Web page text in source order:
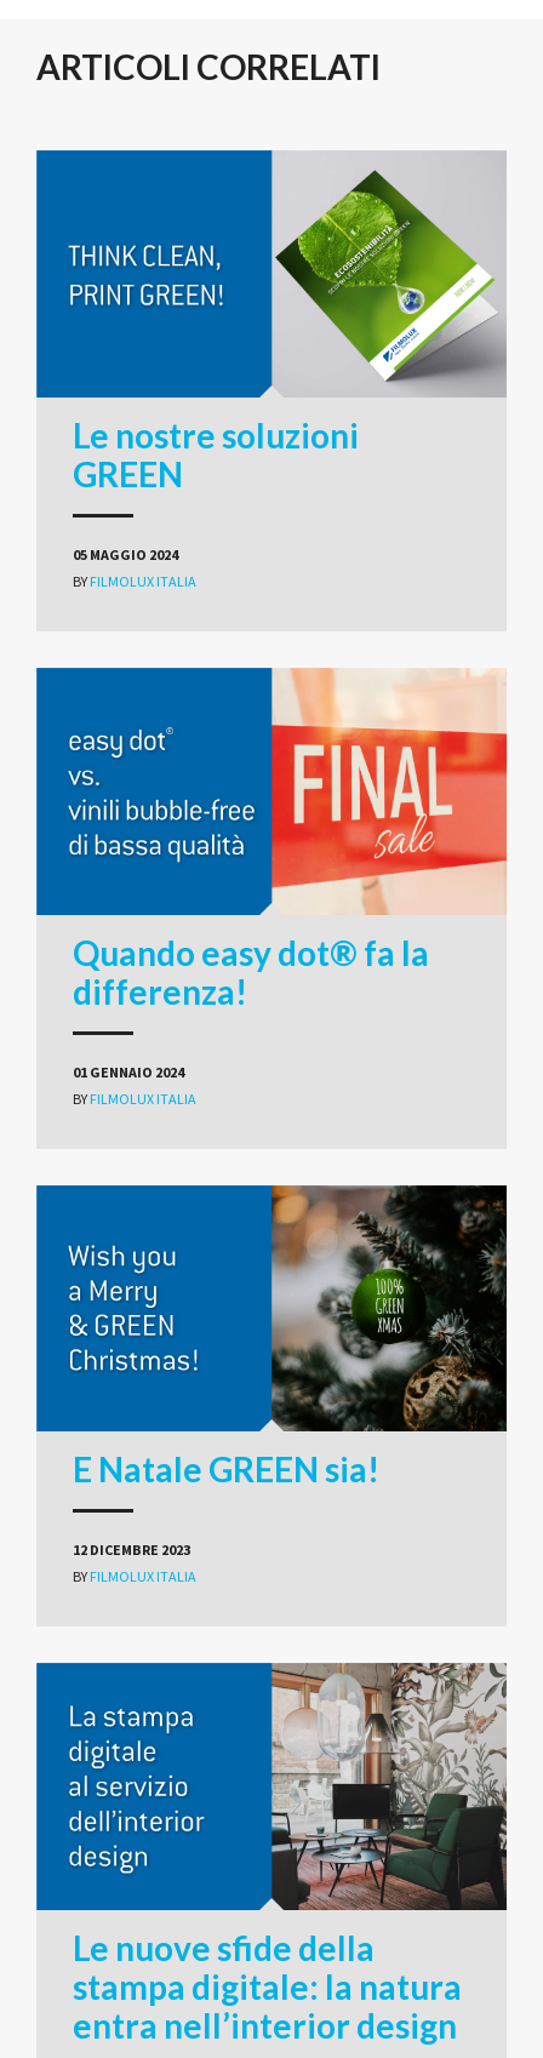
ARTICOLI CORRELATI
Le nostre soluzioni
GREEN
05 MAGGIO 2024
BY FILMOLUX ITALIA
Quando easy dot® fa la
differenza!
01 GENNAIO 2024
BY FILMOLUX ITALIA
E Natale GREEN sia!
12 DICEMBRE 2023
BY FILMOLUX ITALIA
Le nuove sfide della
stampa digitale: la natura
entra nell’interior design